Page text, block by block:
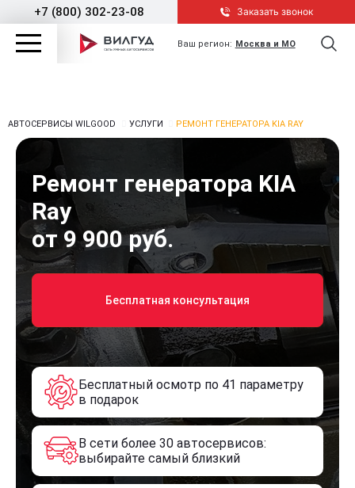
+7 (800) 302-23-08 Заказать звонок
Ваш регион: Москва и МО
АВТОСЕРВИСЫ WILGOOD УСЛУГИ РЕМОНТ ГЕНЕРАТОРА KIA RAY
Ремонт генератора KIA
Ray
от 9 900 руб.
Бесплатная консультация
Бесплатный осмотр по 41 параметру
в подарок
В сети более 30 автосервисов:
выбирайте самый близкий